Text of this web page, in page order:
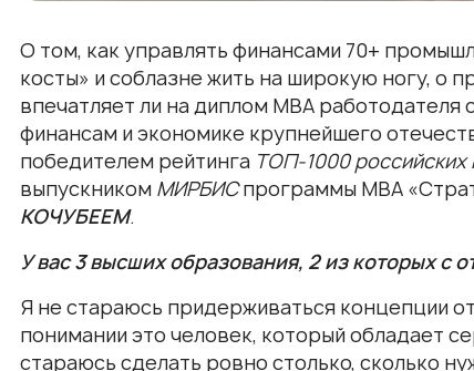
О том, как управлять финансами 70+
косты» и соблазне жить на широкую ногу, о
впечатляет ли на диплом МВА
финансам и экономике крупнейшего
победителем рейтинга ТОП-1000
выпускником МИРБИСпрограммы МВА
КОЧУБЕЕМ.
У вас 3 высших образования, 2 из которых с
Я не стараюсь придерживаться концепции
понимании это человек, который обладает
стараюсь сделать ровно столько, сколько